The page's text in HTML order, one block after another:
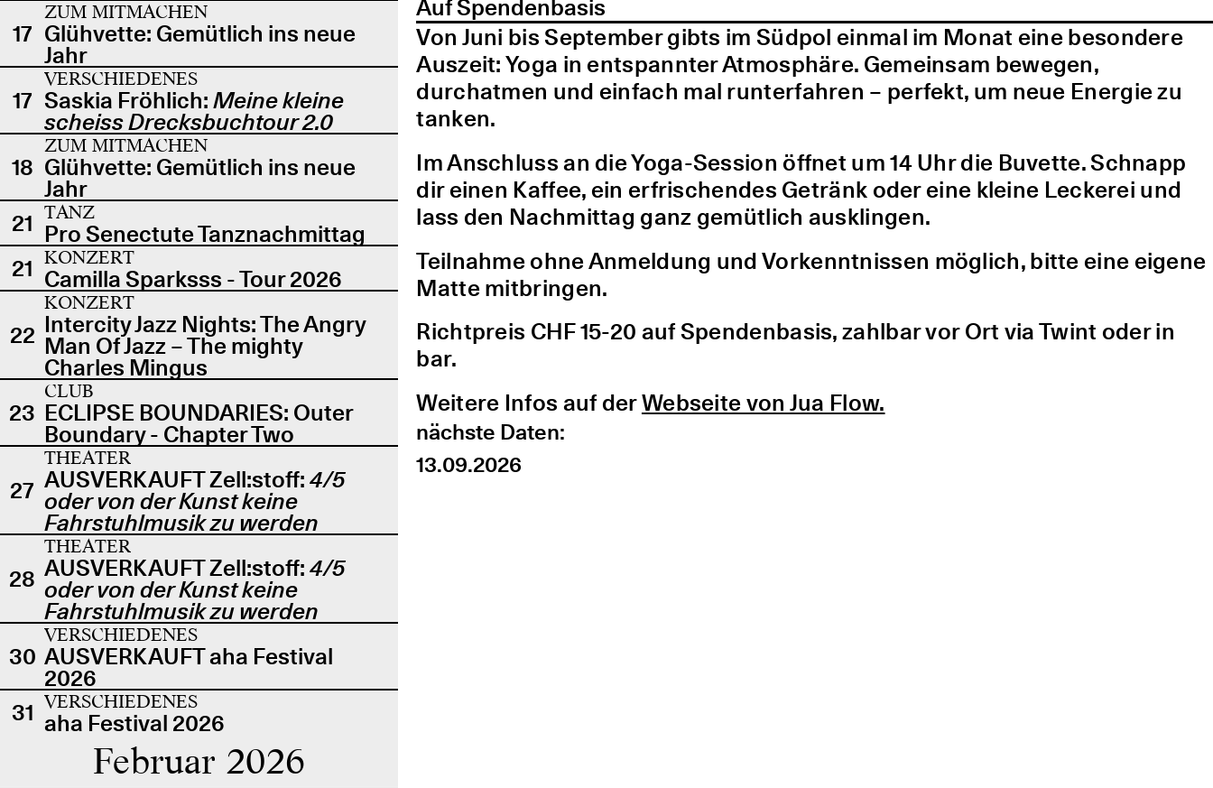
17
ZUM MITMACHEN
Glühvette: Gemütlich ins neue
Jahr
17
VERSCHIEDENES
Saskia Fröhlich: Meine kleine
scheiss Drecksbuchtour 2.0
18
ZUM MITMACHEN
Glühvette: Gemütlich ins neue
Jahr
21 TANZ
Pro Senectute Tanznachmittag
21 KONZERT
Camilla Sparksss - Tour 2026
22
KONZERT
Intercity Jazz Nights: The Angry
Man Of Jazz – The mighty
Charles Mingus
23
CLUB
ECLIPSE BOUNDARIES: Outer
Boundary - Chapter Two
27
THEATER
AUSVERKAUFT Zell:stoff: 4/5
oder von der Kunst keine
Fahrstuhlmusik zu werden
28
THEATER
AUSVERKAUFT Zell:stoff: 4/5
oder von der Kunst keine
Fahrstuhlmusik zu werden
30
VERSCHIEDENES
AUSVERKAUFT aha Festival
2026
31 VERSCHIEDENES
aha Festival 2026
Februar 2026
Auf Spendenbasis
Von Juni bis September gibts im Südpol einmal im Monat eine besondere
Auszeit: Yoga in entspannter Atmosphäre. Gemeinsam bewegen,
durchatmen und einfach mal runterfahren – perfekt, um neue Energie zu
tanken.
Im Anschluss an die Yoga-Session öffnet um 14 Uhr die Buvette. Schnapp
dir einen Kaffee, ein erfrischendes Getränk oder eine kleine Leckerei und
lass den Nachmittag ganz gemütlich ausklingen.
Teilnahme ohne Anmeldung und Vorkenntnissen möglich, bitte eine eigene
Matte mitbringen.
Richtpreis CHF 15-20 auf Spendenbasis, zahlbar vor Ort via Twint oder in
bar.
Weitere Infos auf derWebseite von Jua Flow.
nächste Daten:
13.09.2026